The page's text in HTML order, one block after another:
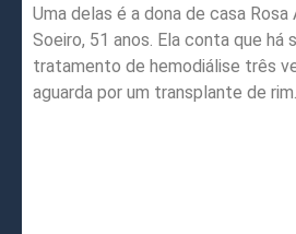
Uma delas é a dona de casa Rosa
Soeiro, 51 anos. Ela conta que há
tratamento de hemodiálise três
aguarda por um transplante de rim.